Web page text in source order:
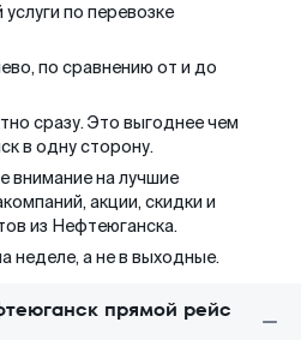
по перевозке
по сравнению от и до
сразу. Это выгоднее чем
в одну сторону.
внимание на лучшие
акции, скидки и
из Нефтеюганска.
неделе, а не в выходные.
прямой рейс